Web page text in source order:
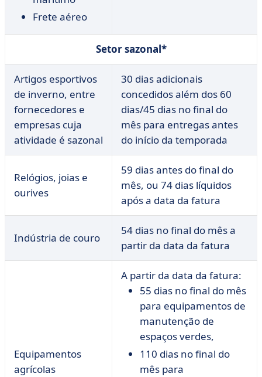
Frete aéreo
Setor sazonal*
Artigos esportivos
de inverno, entre
fornecedores e
empresas cuja
atividade é sazonal
30 dias adicionais
concedidos além dos 60
dias/45 dias no final do
mês para entregas antes
do início da temporada
Relógios, joias e
ourives
59 dias antes do final do
mês, ou 74 dias líquidos
após a data da fatura
Indústria de couro
54 dias no final do mês a
partir da data da fatura
Equipamentos
agrícolas
A partir da data da fatura:
55 dias no final do mês
para equipamentos de
manutenção de
espaços verdes,
110 dias no final do
mês para